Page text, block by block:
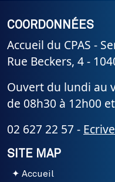
COORDONNÉES
Accueil du CPAS -
Rue Beckers, 4 -
Ouvert du lundi au
de 08h30 à 12h00
02 627 22 57 -
SITE MAP
Accueil